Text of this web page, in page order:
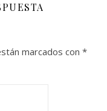
marcados con *